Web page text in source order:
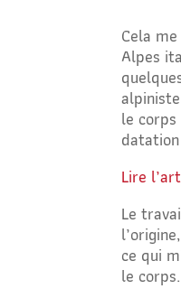
Cela
Alpes
le
Lire
Le
ce qui
le corps.